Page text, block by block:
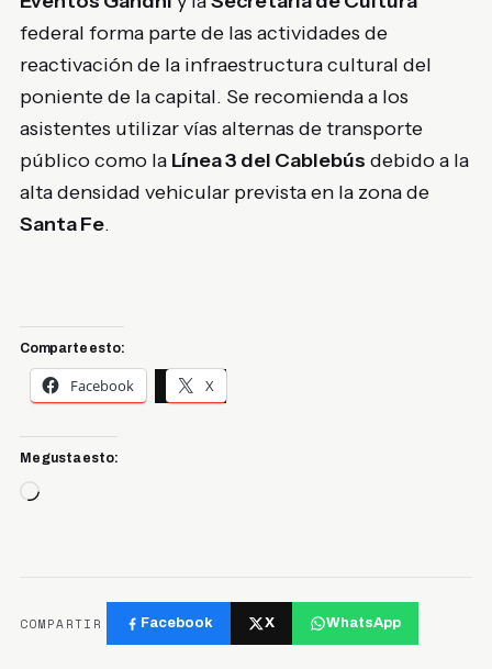
federal forma parte de las actividades de
reactivación de la infraestructura cultural del
poniente de la capital. Se recomienda a los
asistentes utilizar vías alternas de transporte
público como la Línea 3 del Cablebús debido a la
alta densidad vehicular prevista en la zona de
Santa Fe.
Comparte esto:
Facebook X
Me gusta esto:
Cargando...
COMPARTIR Facebook X WhatsApp